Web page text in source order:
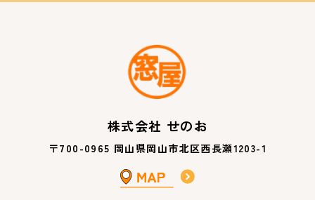
株式会社 せのお
〒700-0965 岡山県岡山市北区西長瀬1203-1